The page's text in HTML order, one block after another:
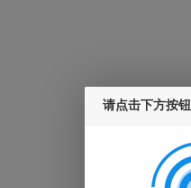
请点击下方按钮